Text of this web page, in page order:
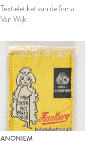
Textieletiket van de firma
Van Wijk
ANONIEM